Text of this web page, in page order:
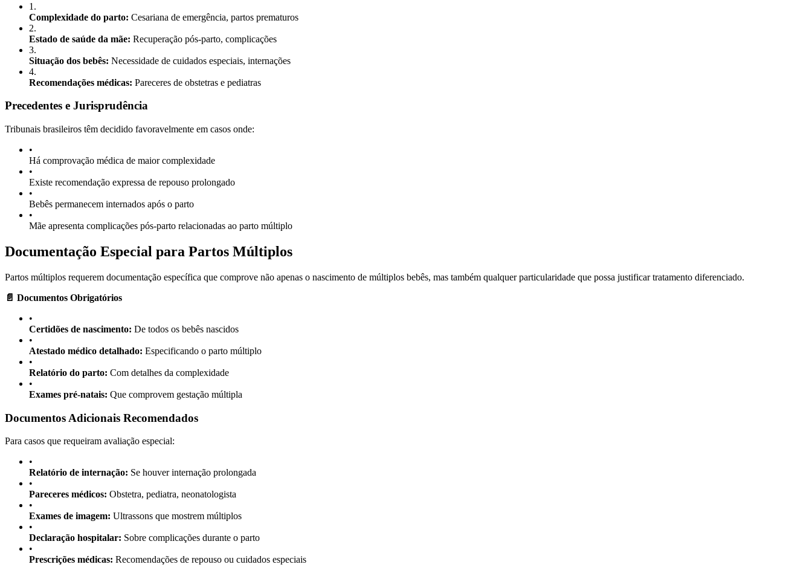
1 .
Complexidade do parto: Cesariana de emergência, partos prematuros
2.
Estado de saúde da mãe: Recuperação pós-parto, complicações
3.
Situação dos bebês: Necessidade de cuidados especiais, internações
4.
Recomendações médicas: Pareceres de obstetras e pediatras
Precedentes e Jurisprudência
Tribunais brasileiros têm decidido favoravelmente em casos onde:
•
Há comprovação médica de maior complexidade
•
Existe recomendação expressa de repouso prolongado
•
Bebês permanecem internados após o parto
•
Mãe apresenta complicações pós-parto relacionadas ao parto múltiplo
Documentação Especial para Partos Múltiplos
Partos múltiplos requerem documentação específica que comprove não apenas o nascimento de múltiplos bebês, mas também qualquer particularidade que possa justificar tratamento diferenciado.
📄 Documentos Obrigatórios
•
Certidões de nascimento: De todos os bebês nascidos
•
Atestado médico detalhado: Especificando o parto múltiplo
•
Relatório do parto: Com detalhes da complexidade
•
Exames pré-natais: Que comprovem gestação múltipla
Documentos Adicionais Recomendados
Para casos que requeiram avaliação especial:
•
Relatório de internação: Se houver internação prolongada
•
Pareceres médicos: Obstetra, pediatra, neonatologista
•
Exames de imagem: Ultrassons que mostrem múltiplos
•
Declaração hospitalar: Sobre complicações durante o parto
•
Prescrições médicas: Recomendações de repouso ou cuidados especiais